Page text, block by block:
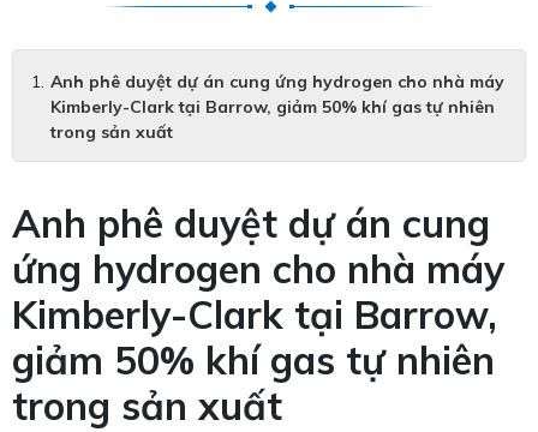
Anh phê duyệt dự án cung ứng hydrogen cho nhà máy
Kimberly-Clark tại Barrow, giảm 50% khí gas tự nhiên
trong sản xuất
Anh phê duyệt dự án cung
ứng hydrogen cho nhà máy
Kimberly-Clark tại Barrow,
giảm 50% khí gas tự nhiên
trong sản xuất